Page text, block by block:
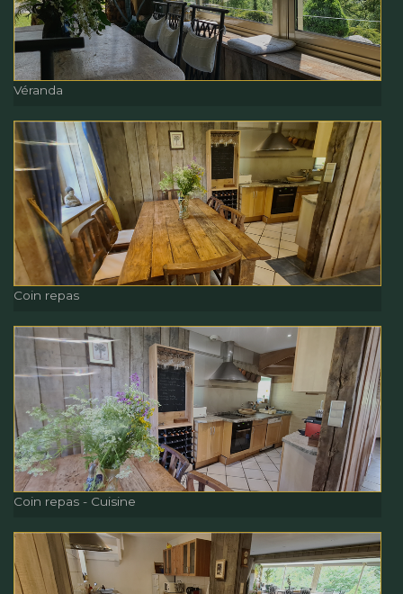
Véranda
Véranda
Véranda
Coin repas
Coin repas
Coin repas - Cuisine